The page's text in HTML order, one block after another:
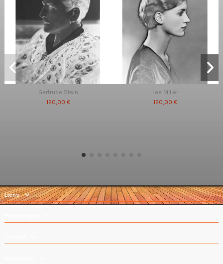
Gertrude Stein
120,00 €
Lee Miller
120,00 €
Liens